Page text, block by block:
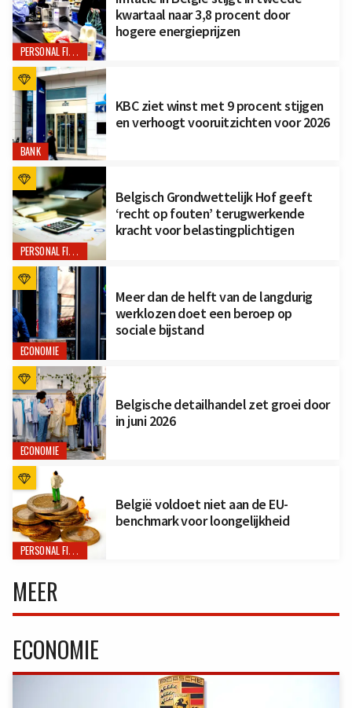
PERSONAL FINANCE
kwartaal naar 3,8 procent door
hogere energieprijzen
BANK
KBC ziet winst met 9 procent stijgen
en verhoogt vooruitzichten voor 2026
PERSONAL FINANCE
Belgisch Grondwettelijk Hof geeft
‘recht op fouten’ terugwerkende
kracht voor belastingplichtigen
ECONOMIE
Meer dan de helft van de langdurig
werklozen doet een beroep op
sociale bijstand
ECONOMIE
Belgische detailhandel zet groei door
in juni 2026
PERSONAL FINANCE
België voldoet niet aan de EU-
benchmark voor loongelijkheid
MEER
ECONOMIE